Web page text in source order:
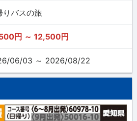
りバスの旅
円 ～ 12,500円
06/03 ～ 2026/08/22